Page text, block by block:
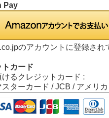
Pay
のアカウントに登録さ
トカード
けるクレジットカード :
スターカード / JCB / アメリ